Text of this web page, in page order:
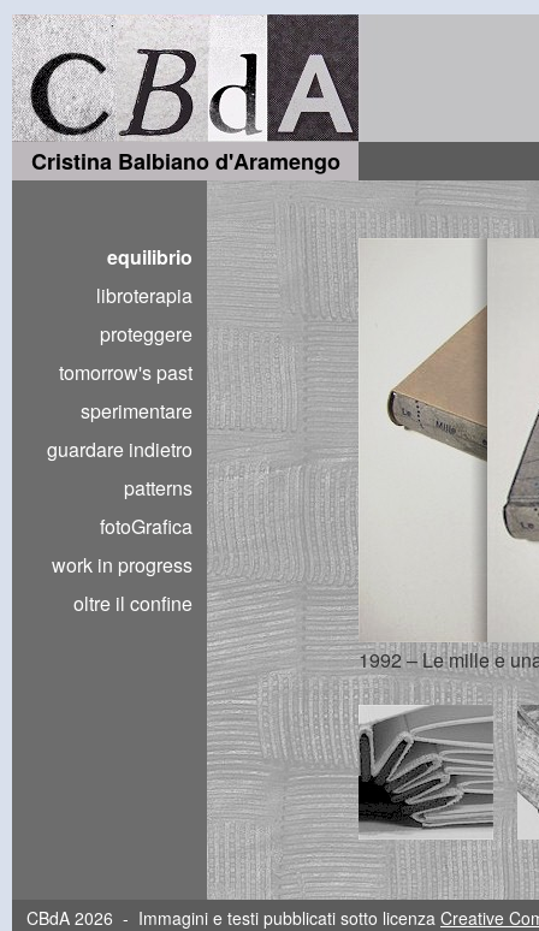
Cristina Balbiano d'Aramengo
equilibrio
libroterapia
proteggere
tomorrow's past
sperimentare
guardare indietro
patterns
fotoGrafica
work in progress
oltre il confine
1992 – Le mille e
CBdA 2026 - Immagini e testi pubblicati sotto licenza Creative